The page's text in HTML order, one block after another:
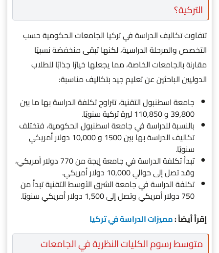
التركية؟
تتفاوت تكاليف الدراسة في تركيا الجامعات الحكومية حسب
التخصص والمرحلة الدراسية، لكنها تبقى منخفضة نسبيًا
مقارنة بالجامعات الخاصة، مما يجعلها خيارًا جذابًا للطلاب
الدوليين الباحثين عن تعليم جيد بتكاليف مناسبة:
جامعة اسطنبول التقنية، تتراوح تكلفة الدراسة بها ما بين
39,800 و 110,850 ليرة تركية سنويًا.
بالنسبة للدراسة في جامعة اسطنبول الحكومية، فتختلف
تكاليف الدراسة بها بين 1500 و 10,000 دولار أمريكي
سنويًا.
تبدأ تكلفة الدراسة في جامعة إيجة من 770 دولار أمريكي،
وقد تصل إلى حوالي 10,000 دولار أمريكي.
تكلفة الدراسة في جامعة الشرق الأوسط التقنية تبدأ من
750 دولار أمريكي وتصل إلى 1,500 دولار أمريكي سنويًا.
إقرأ أيضاً :مميزات الدراسة في تركيا
متوسط رسوم الكليات النظرية في الجامعات